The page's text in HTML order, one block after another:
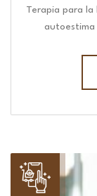
Terapia para la